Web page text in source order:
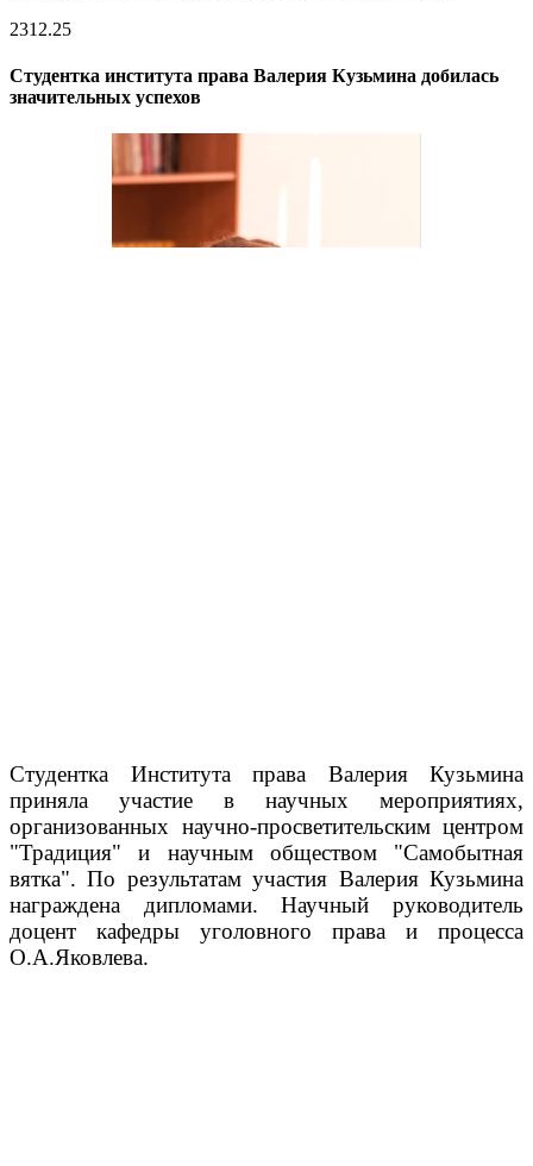
2312.25
Студентка института права Валерия Кузьмина добилась
значительных успехов
Студентка Института права Валерия Кузьмина
приняла участие в научных мероприятиях,
организованных научно-просветительским центром
"Традиция" и научным обществом "Самобытная
вятка". По результатам участия Валерия Кузьмина
награждена дипломами. Научный руководитель
доцент кафедры уголовного права и процесса
О.А.Яковлева.